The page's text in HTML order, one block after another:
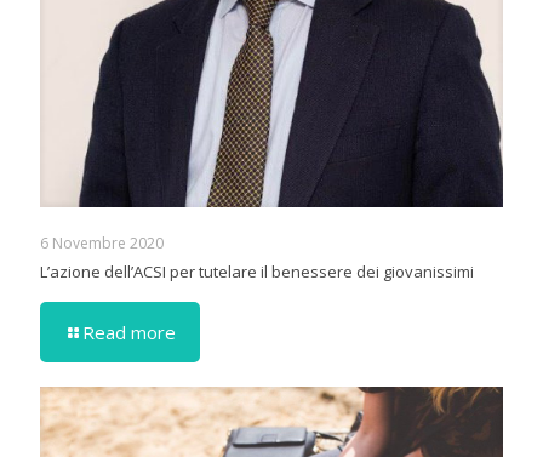
6 Novembre 2020
L’azione dell’ACSI per tutelare il benessere dei giovanissimi
Read more